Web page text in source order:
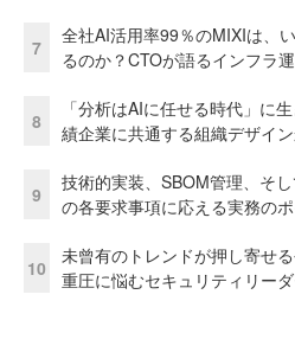
7
全社AI活用率99％のMIXIは、
るのか？CTOが語るインフラ
8
「分析はAIに任せる時代」に
績企業に共通する組織デザイ
9
技術的実装、SBOM管理、そ
の各要求事項に応える実務の
10
未曾有のトレンドが押し寄せ
重圧に悩むセキュリティリー